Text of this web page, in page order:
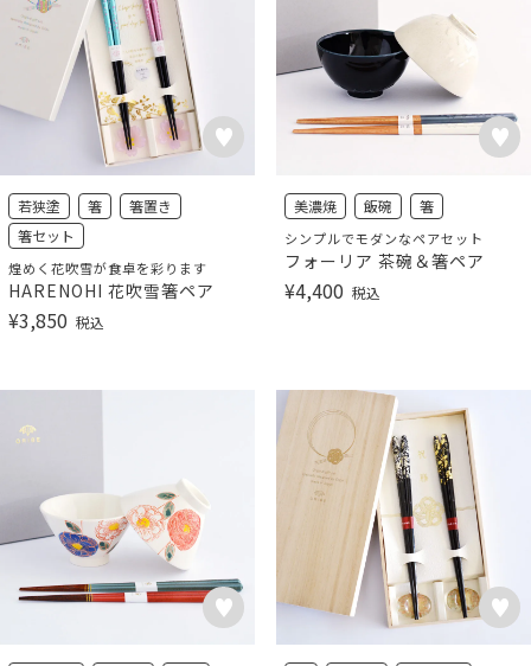
若狭塗 箸
箸置き
箸セット
煌めく花吹雪が食卓を彩ります
HARENOHI 花吹雪箸ペア
¥3,850 税込
美濃焼 飯碗 箸
シンプルでモダンなペアセット
フォーリア 茶碗＆箸ペア
¥4,400 税込